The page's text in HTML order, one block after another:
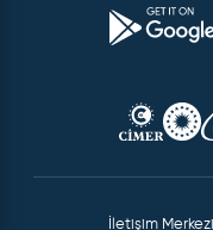
İletişim Merkezi